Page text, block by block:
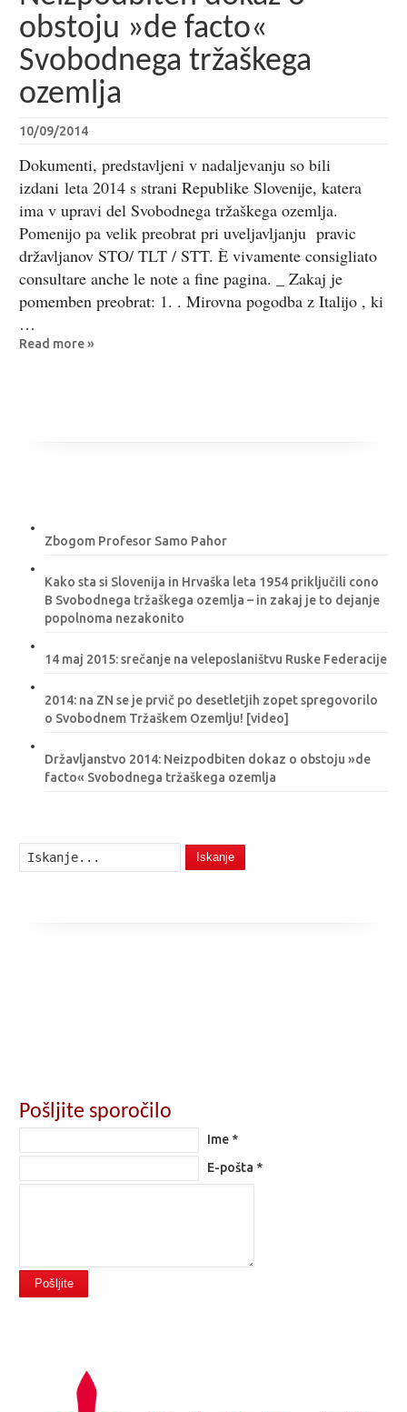
obstoju »de facto«
Svobodnega tržaškega
ozemlja
10/09/2014
Dokumenti, predstavljeni v nadaljevanju so bili
izdani leta 2014 s strani Republike Slovenije, katera
ima v upravi del Svobodnega tržaškega ozemlja.
Pomenijo pa velik preobrat pri uveljavljanju pravic
državljanov STO/ TLT / STT. È vivamente consigliato
consultare anche le note a fine pagina. _ Zakaj je
pomemben preobrat: 1. .​ Mirovna pogodba z Italijo , ki
…
Read more »
Zbogom Profesor Samo Pahor
Kako sta si Slovenija in Hrvaška leta 1954 priključili cono
B Svobodnega tržaškega ozemlja – in zakaj je to dejanje
popolnoma nezakonito
14 maj 2015: srečanje na veleposlaništvu Ruske Federacije
2014: na ZN se je prvič po desetletjih zopet spregovorilo
o Svobodnem Tržaškem Ozemlju! [video]
Državljanstvo 2014: Neizpodbiten dokaz o obstoju »de
facto« Svobodnega tržaškega ozemlja
Iskanje
Pošljite sporočilo
Ime *
E-pošta *
Pošljite